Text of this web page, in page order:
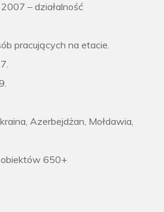
– działalność
pracujących na etacie.
Azerbejdżan, Mołdawia,
650+